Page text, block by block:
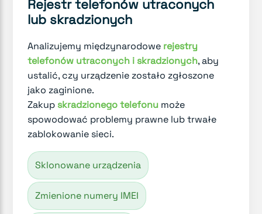
Rejestr telefonów utraconych
lub skradzionych
Analizujemy międzynarodowe rejestry
telefonów utraconych i skradzionych, aby
ustalić, czy urządzenie zostało zgłoszone
jako zaginione.
Zakup skradzionego telefonu może
spowodować problemy prawne lub trwałe
zablokowanie sieci.
Sklonowane urządzenia
Zmienione numery IMEI